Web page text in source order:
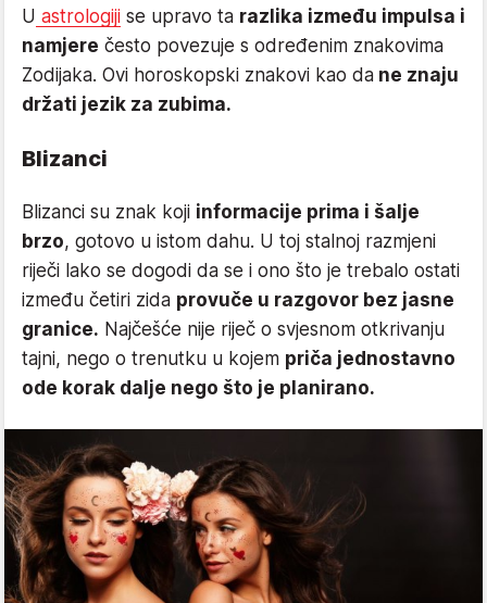
U astrologiji se upravo ta razlika između impulsa i
namjere često povezuje s određenim znakovima
Zodijaka. Ovi horoskopski znakovi kao da ne znaju
držati jezik za zubima.
Blizanci
Blizanci su znak koji informacije prima i šalje
brzo, gotovo u istom dahu. U toj stalnoj razmjeni
riječi lako se dogodi da se i ono što je trebalo ostati
između četiri zida provuče u razgovor bez jasne
granice. Najčešće nije riječ o svjesnom otkrivanju
tajni, nego o trenutku u kojem priča jednostavno
ode korak dalje nego što je planirano.